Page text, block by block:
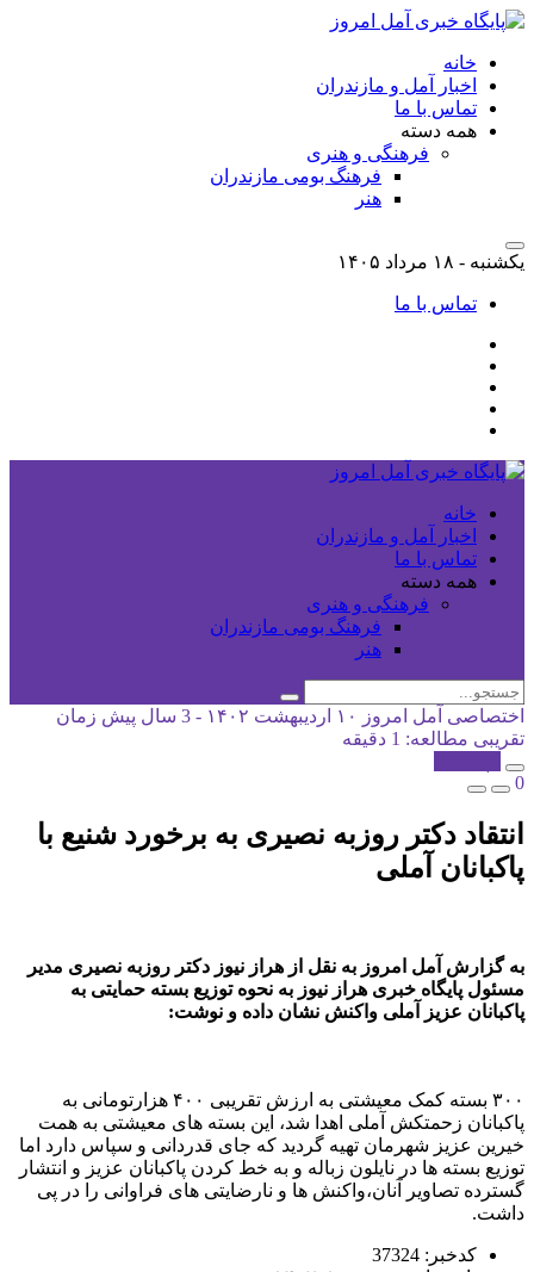
خانه
اخبار آمل و مازندران
تماس با ما
همه دسته
فرهنگی و هنری
فرهنگ بومی مازندران
هنر
یکشنبه - ۱۸ مرداد ۱۴۰۵
تماس با ما
خانه
اخبار آمل و مازندران
تماس با ما
همه دسته
فرهنگی و هنری
فرهنگ بومی مازندران
هنر
اختصاصی آمل امروز ۱۰ اردیبهشت ۱۴۰۲ - 3 سال پیش
زمان
تقریبی مطالعه: 1 دقیقه
0
انتقاد دکتر روزبه نصیری به برخورد شنیع با
پاکبانان آملی
به گزارش آمل امروز به نقل از هراز نیوز دکتر روزبه نصیری مدیر
مسئول پایگاه خبری هراز نیوز به نحوه توزیع بسته حمایتی به
پاکبانان عزیز آملی واکنش نشان داده و نوشت:
۳۰۰ بسته کمک معیشتی به ارزش تقریبی ۴۰۰ هزارتومانی به
پاکبانان زحمتکش آملی اهدا شد، این بسته های معیشتی به همت
خیرین عزیز شهرمان تهیه گردید که جای قدردانی و سپاس دارد اما
توزیع بسته ها در نایلون زباله و به خط کردن پاکبانان عزیز و انتشار
گسترده تصاویر آنان،واکنش ها و نارضایتی های فراوانی را در پی
داشت.
کدخبر: 37324